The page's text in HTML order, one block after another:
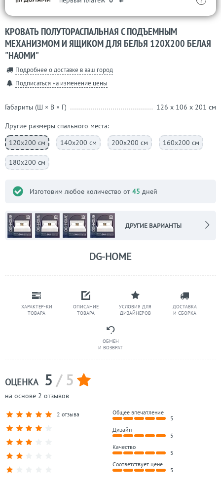
ХАРАКТЕР-КИ
ТОВАРА
ОПИСАНИЕ
ТОВАРА
УСЛОВИЯ ДЛЯ
ДИЗАЙНЕРОВ
ДОСТАВКА
И СБОРКА
ОБМЕН
И ВОЗВРАТ
КРОВАТЬ ПОЛУТОРАСПАЛЬНАЯ С ПОДЪЕМНЫМ
МЕХАНИЗМОМ И ЯЩИКОМ ДЛЯ БЕЛЬЯ 120Х200 БЕЛАЯ
"НАОМИ"
Подробнее о доставке в ваш город
Подписаться на изменение цены
Габариты (Ш × В × Г) 126 x 106 x 201 см
Другие размеры спального места:
120х200 см
140х200 см 200х200 см 160х200 см
180х200 см
Изготовим любое количество от 45 дней
ДРУГИЕ ВАРИАНТЫ
DG-HOME
ОЦЕНКА 5 / 5
на основе 2 отзывов
2 отзыва
Общее впечатление
5
Дизайн
5
Качество
5
Соответствует цене
5